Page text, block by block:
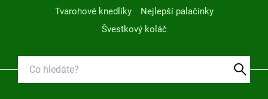
Tvarohové knedlíky
Nejlepší palačinky
Švestkový koláč